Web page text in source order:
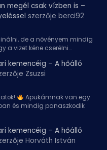
megél csak vízben is –
szerzőjeberci92
de a növényem mindig
a vizet kéne cserélni…
kemencéig – A hőálló
Zsuzsi
Apukámnak van egy
és mindig panaszkodik
kemencéig – A hőálló
Horváth István